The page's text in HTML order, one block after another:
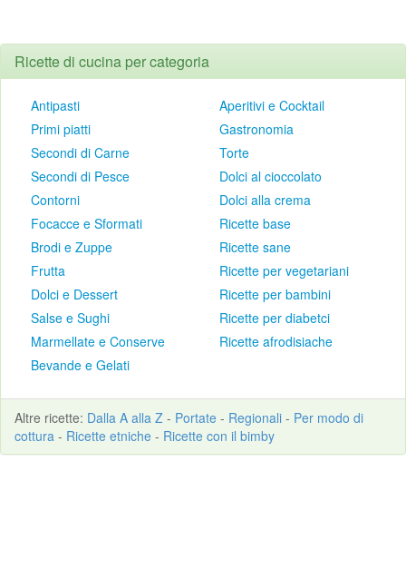
Ricette di cucina per categoria
Antipasti
Primi piatti
Secondi di Carne
Secondi di Pesce
Contorni
Focacce e Sformati
Brodi e Zuppe
Frutta
Dolci e Dessert
Salse e Sughi
Marmellate e Conserve
Bevande e Gelati
Aperitivi e Cocktail
Gastronomia
Torte
Dolci al cioccolato
Dolci alla crema
Ricette base
Ricette sane
Ricette per vegetariani
Ricette per bambini
Ricette per diabetci
Ricette afrodisiache
Altre ricette: Dalla A alla Z - Portate - Regionali - Per modo di
cottura - Ricette etniche - Ricette con il bimby